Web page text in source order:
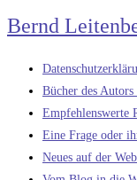
Zum
Inhalt
springen
Bernd
Bücher des
Empfehlenswerte
Eine Frage oder
Neues auf der